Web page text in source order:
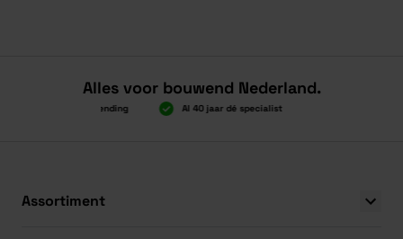
Alles voor bouwend Nederland.
2.000 gratis verzending Al 40 jaar dé specialist
Assortiment